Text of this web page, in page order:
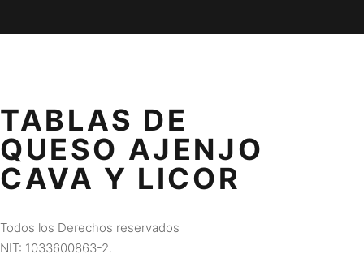
TABLAS DE
QUESO AJENJO
CAVA Y LICOR
Todos los Derechos reservados
NIT: 1033600863-2.